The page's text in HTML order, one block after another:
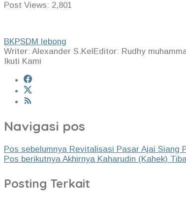
Post Views: 2,801
BKPSDM lebong
Writer: Alexander S.KelEditor: Rudhy
Ikuti Kami
Navigasi pos
Pos sebelumnya Revitalisasi Pasar Ajai Siang
Pos berikutnya Akhirnya Kaharudin (Kahek)
Posting Terkait